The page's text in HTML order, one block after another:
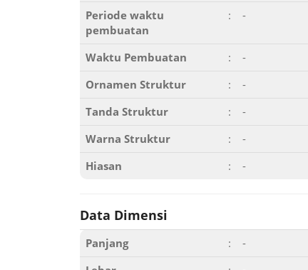
Periode waktu
pembuatan
: -
Waktu Pembuatan :
-
Ornamen Struktur
:
-
Tanda Struktur
:
-
Warna Struktur
:
-
Hiasan
: -
Data Dimensi
Panjang :
-